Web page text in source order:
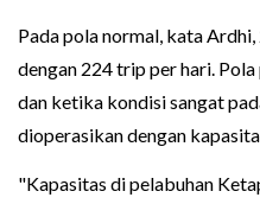
Pada pola normal, kata
dengan 224 trip per hari.
dan ketika kondisi sangat
dioperasikan dengan
"Kapasitas di pelabuhan